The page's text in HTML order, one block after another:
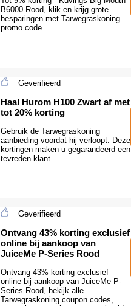
B6000 Rood, klik en krijg grote
besparingen met Tarwegraskoning
promo code
Geverifieerd
Haal Hurom H100 Zwart af met
tot 20% korting
Gebruik de Tarwegraskoning
aanbieding voordat hij verloopt. Deze
kortingen maken u gegarandeerd een
tevreden klant.
Geverifieerd
Ontvang 43% korting exclusief
online bij aankoop van
JuiceMe P-Series Rood
Ontvang 43% korting exclusief
online bij aankoop van JuiceMe P-
Series Rood, bekijk alle
Tarwegraskoning coupon codes,